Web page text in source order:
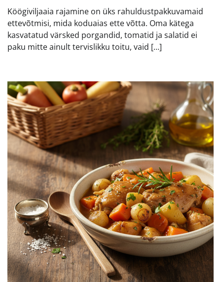
Köögiviljaaia rajamine on üks rahuldustpakkuvamaid
ettevõtmisi, mida koduaias ette võtta. Oma kätega
kasvatatud värsked porgandid, tomatid ja salatid ei
paku mitte ainult tervislikku toitu, vaid […]